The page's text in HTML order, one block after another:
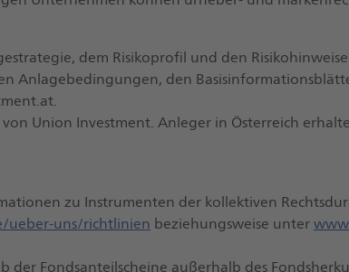
dem Risikoprofil und den
Anlagebedingungen, den
Union Investment. Anleger in Österreich
zu Instrumenten der kollektiven
ueber-uns/richtlinien beziehungsweise unter
der Fondsanteilscheine außerhalb des